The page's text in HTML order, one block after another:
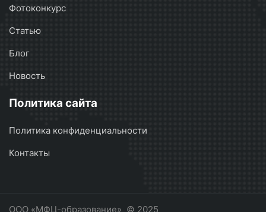
Фотоконкурс
Статью
Блог
Новость
Политика сайта
Политика конфиденциальности
Контакты
ООО «МФЦ-образование» © 2025